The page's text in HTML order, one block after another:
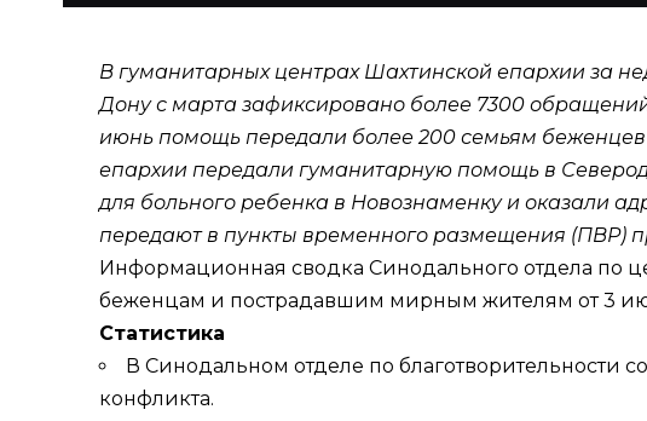
В гуманитарных центрах Шахтинской епархии за
Дону с марта зафиксировано более 7300
июнь помощь передали более 200 семьям
епархии передали гуманитарную помощь в
для больного ребенка в Новознаменку и оказали
передают в пункты временного размещения (ПВР)
Информационная сводка Синодального отдела по
беженцам и пострадавшим мирным жителям от 3
Статистика
В Cинодальном отделе по
конфликта.